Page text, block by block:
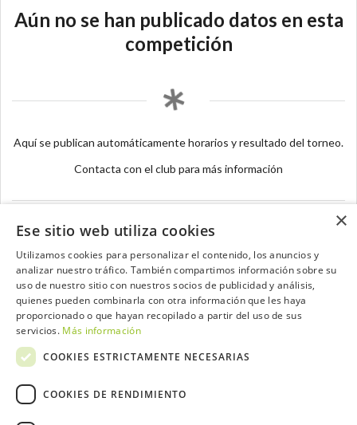
Aún no se han publicado datos en esta
competición
Aquí se publican automáticamente horarios y resultado del torneo.
Contacta con el club para más información
Contacta con el equipo de NextCaddy
Opina Contacta
×
Ese sitio web utiliza cookies
Utilizamos cookies para personalizar el contenido, los anuncios y
analizar nuestro tráfico. También compartimos información sobre su
uso de nuestro sitio con nuestros socios de publicidad y análisis,
quienes pueden combinarla con otra información que les haya
proporcionado o que hayan recopilado a partir del uso de sus
servicios. Más información
COOKIES ESTRICTAMENTE NECESARIAS
COOKIES DE RENDIMIENTO